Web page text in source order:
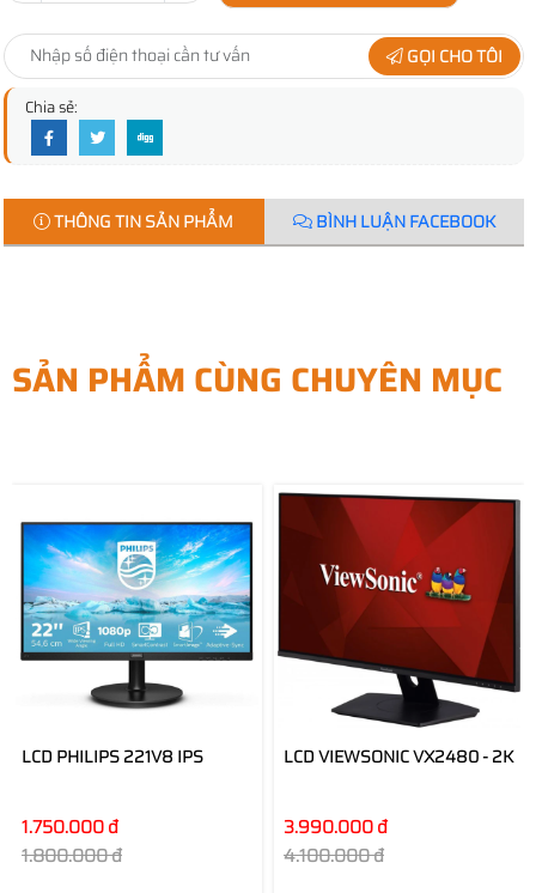
GỌI CHO TÔI
Chia sẻ:
THÔNG TIN SẢN PHẨM BÌNH LUẬN FACEBOOK
SẢN PHẨM CÙNG CHUYÊN MỤC
LCD PHILIPS 221V8 IPS
1.750.000 đ
1.800.000 đ
LCD VIEWSONIC VX2480 - 2K
3.990.000 đ
4.100.000 đ